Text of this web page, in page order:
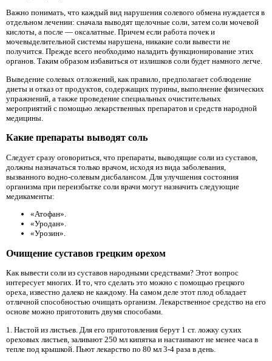
Важно понимать, что каждый вид нарушения солевого обмена нуждается в
отдельном лечении: сначала выводят щелочные соли, затем соли мочевой
кислоты, а после — оксалатные. Причем если работа почек и
мочевыделительной системы нарушена, никакие соли вывести не
получится. Прежде всего необходимо наладить функционирование этих
органов. Таким образом избавиться от излишков соли будет намного легче.
Выведение солевых отложений, как правило, предполагает соблюдение
диеты и отказ от продуктов, содержащих пурины, выполнение физических
упражнений, а также проведение специальных очистительных
мероприятий с помощью лекарственных препаратов и средств народной
медицины.
Какие препараты выводят соль
Следует сразу оговориться, что препараты, выводящие соли из суставов,
должны назначаться только врачом, исходя из вида заболевания,
вызванного водно-солевым дисбалансом. Для улучшения состояния
организма при переизбытке соли врачи могут назначить следующие
медикаменты:
«Атофан».
«Уродан».
«Урозин».
Очищение суставов грецким орехом
Как вывести соли из суставов народными средствами? Этот вопрос
интересует многих. И то, что сделать это можно с помощью грецкого
ореха, известно далеко не каждому. На самом деле этот плод обладает
отличной способностью очищать организм. Лекарственное средство на его
основе можно приготовить двумя способами.
1. Настой из листьев. Для его приготовления берут 1 ст. ложку сухих
ореховых листьев, заливают 250 мл кипятка и настаивают не менее часа в
тепле под крышкой. Пьют лекарство по 80 мл 3-4 раза в день.